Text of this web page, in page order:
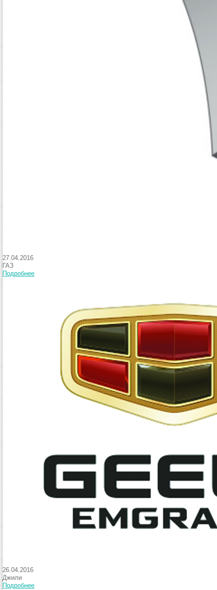
27.04.2016
ГАЗ
Подробнее
26.04.2016
Джили
Подробнее